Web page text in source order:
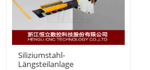
Siliziumstahl-
Längsteilanlage